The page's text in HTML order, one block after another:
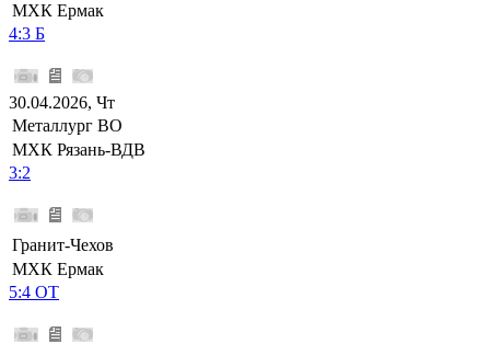
МХК Ермак
4:3 Б
30.04.2026, Чт
Металлург ВО
МХК Рязань-ВДВ
3:2
Гранит-Чехов
МХК Ермак
5:4 ОТ